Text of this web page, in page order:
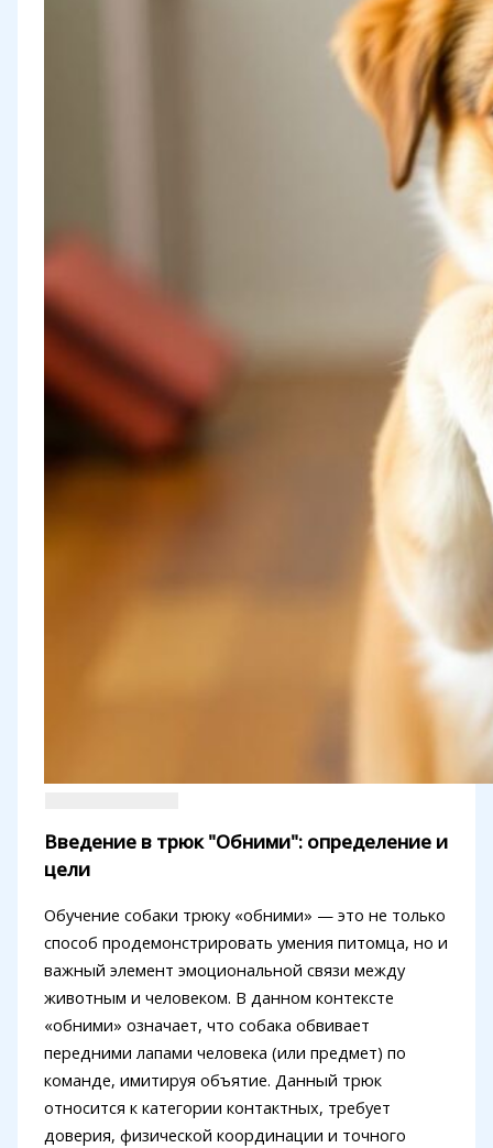
Введение в трюк "Обними": определение и
цели
Обучение собаки трюку «обними» — это не только
способ продемонстрировать умения питомца, но и
важный элемент эмоциональной связи между
животным и человеком. В данном контексте
«обними» означает, что собака обвивает
передними лапами человека (или предмет) по
команде, имитируя объятие. Данный трюк
относится к категории контактных, требует
доверия, физической координации и точного